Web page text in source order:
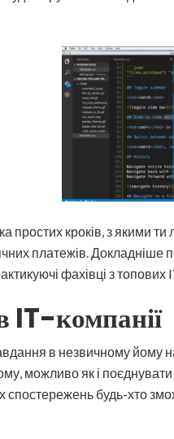
простих кроків, з якими
платежів. Докладніше
фахівці з топових
IT-компанії
в незвичному йому
можливо як і
спостережень будь-хто